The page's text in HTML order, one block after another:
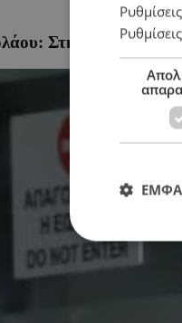
Στην υπό εξέλιξη